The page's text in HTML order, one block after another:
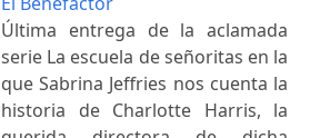
Última entrega de la aclamada
serie La escuela de señoritas en la
que Sabrina Jeffries nos cuenta la
historia de Charlotte Harris, la